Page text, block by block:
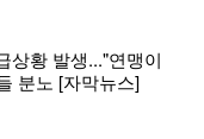
상황 발생..."연맹이
분노 [자막뉴스]